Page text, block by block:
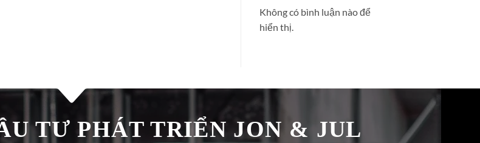
Không có bình luận nào để
hiển thị.
TƯ PHÁT TRIỂN JON & JUL